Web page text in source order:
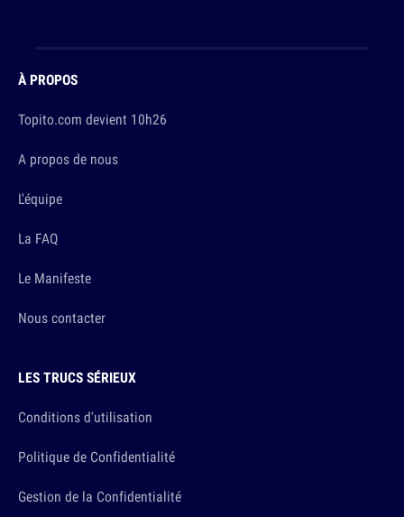
À PROPOS
Topito.com devient 10h26
A propos de nous
L'équipe
La FAQ
Le Manifeste
Nous contacter
LES TRUCS SÉRIEUX
Conditions d'utilisation
Politique de Confidentialité
Gestion de la Confidentialité